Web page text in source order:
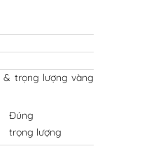
& trọng lượng vàng
Đúng
trọng lượng